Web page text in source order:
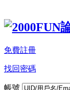
免費註冊
找回密碼
帳號